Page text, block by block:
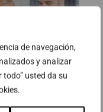
de navegación,
y analizar
todo” usted da su